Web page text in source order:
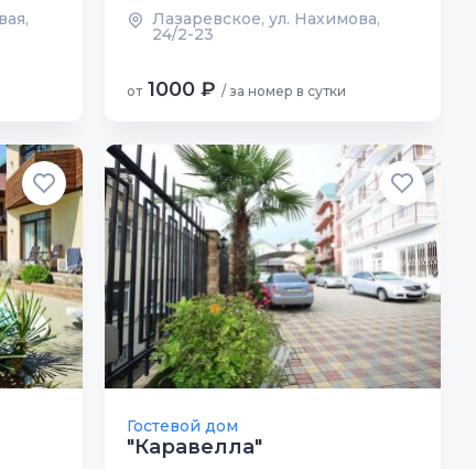
Лазаревское, ул. Нахимова,
24/2-23
от 1000 ₽ / за номер в сутки
Гостевой дом
"Каравелла"